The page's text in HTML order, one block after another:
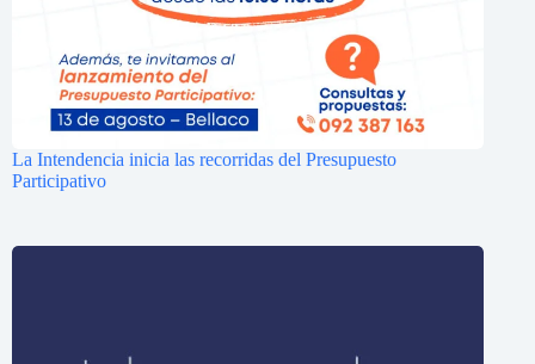
La Intendencia inicia las recorridas del Presupuesto
Participativo